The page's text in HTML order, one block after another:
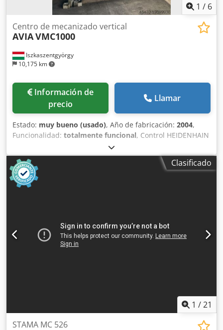
1 / 6
Iszkaszentgyörgy
10,175 km
Centro de mecanizado vertical
AVIAVMC1000
Información de
precio
Llamar
Estado: muy bueno (usado), Año de fabricación: 2004,
Funcionalidad: totalmente funcional, Control HEIDENHAIN
iTNC 530 Dimensiones de la mesa: 1200 x 540 mm Carga
máxima de la mesa: 1000 kg Recorrido X: 1000 mm
Recorrido Y: 540 mm Credpfx Acsw Afwajgsf Recorrido Z:
620 mm Distancia entre husillo y superficie de la mesa:
150 – 770 mm Velocidad de giro: 10.000 rpm
Dimensiones LxAxH: 2910 x 2500 x 2850 mm Accesorios y
equipamiento: - Sistema de refrigeración - Transportador
de virutas - Manivela electrónica - Documentación La
Clasificado
1 /21
STAMA MC 526